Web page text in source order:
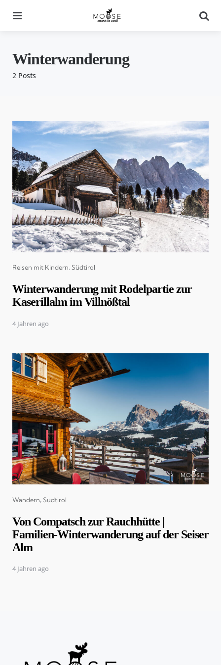
2 Posts
Winterwanderung
Categories
Reisen mit Kindern Südtirol
Winterwanderung mit Rodelpartie zur
Kaserillalm im Villnößtal
4 Jahren ago
Categories
Wandern Südtirol
Von Compatsch zur Rauchhütte |
Familien-Winterwanderung auf der Seiser
Alm
4 Jahren ago